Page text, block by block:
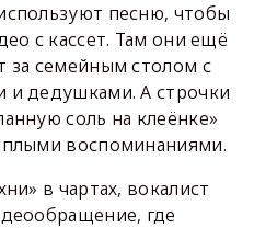
песню, чтобы
с кассет. Там они ещё
за семейным столом с
и дедушками. А строчки
соль на клеёнке»
воспоминаниями.
в чартах, вокалист
где